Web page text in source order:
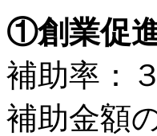
①創業促
補助率：
補助金額